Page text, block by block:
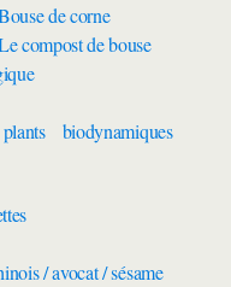
de corne
compost de bouse
biodynamiques
/ avocat / sésame